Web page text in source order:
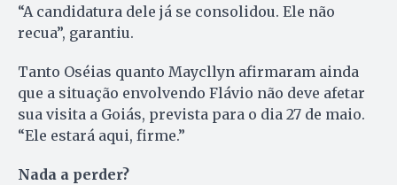
“A candidatura dele já se consolidou. Ele não
recua”, garantiu.
Tanto Oséias quanto Maycllyn afirmaram ainda
que a situação envolvendo Flávio não deve afetar
sua visita a Goiás, prevista para o dia 27 de maio.
“Ele estará aqui, firme.”
Nada a perder?